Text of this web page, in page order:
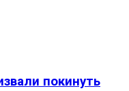
покинуть